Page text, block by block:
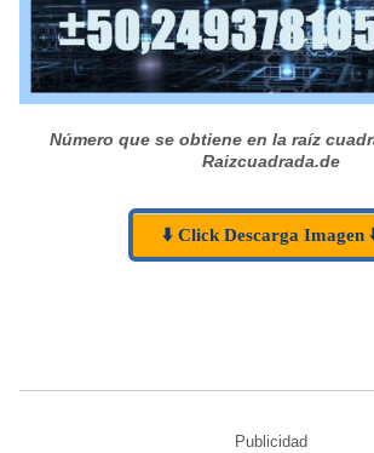
Número que se obtiene en la raíz
Raizcuadrada.de
⬇️ Click Descarga Imagen
Publicidad